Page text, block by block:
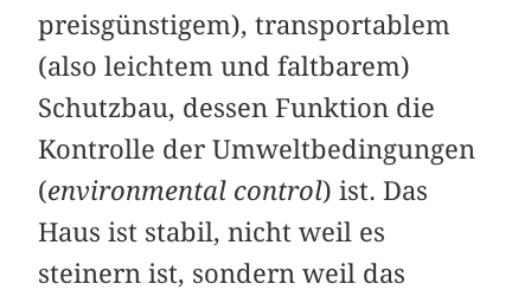
preisgünstigem), transportablem
(also leichtem und faltbarem)
Schutzbau, dessen Funktion die
Kontrolle der Umweltbedingungen
(environmental control) ist. Das
Haus ist stabil, nicht weil es
steinern ist, sondern weil das